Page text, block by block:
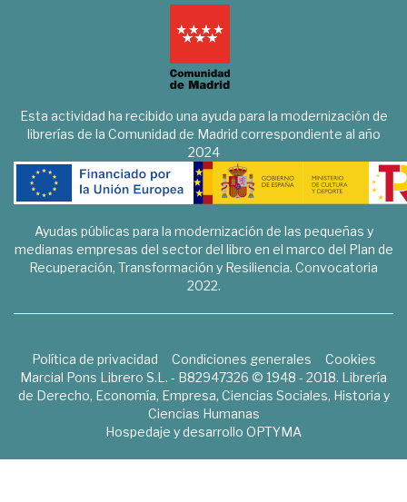
Esta actividad ha recibido una ayuda para la modernización de
librerías de la Comunidad de Madrid correspondiente al año
2024
Ayudas públicas para la modernización de las pequeñas y
medianas empresas del sector del libro en el marco del Plan de
Recuperación, Transformación y Resiliencia. Convocatoria
2022.
Política de privacidad Condiciones generales
Cookies
Marcial Pons Librero S.L. - B82947326 © 1948 - 2018. Librería
de Derecho, Economía, Empresa, Ciencias Sociales, Historia y
Ciencias Humanas
Hospedaje y desarrollo OPTYMA